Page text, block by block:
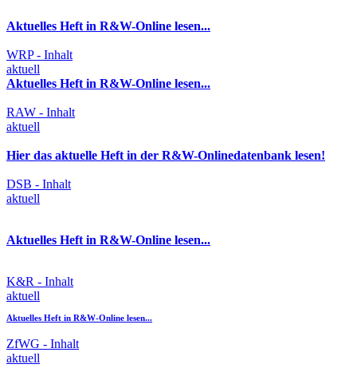
Aktuelles Heft in R&W-Online lesen...
WRP - Inhalt
aktuell
Aktuelles Heft in R&W-Online lesen...
RAW - Inhalt
aktuell
Hier das aktuelle Heft in der R&W-Onlinedatenbank lesen!
DSB - Inhalt
aktuell
Aktuelles Heft in R&W-Online lesen...
K&R - Inhalt
aktuell
Aktuelles Heft in R&W-Online lesen...
ZfWG - Inhalt
aktuell